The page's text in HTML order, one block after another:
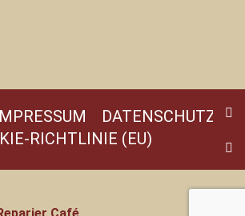
DATENSCHUTZ
RICHTLINIE (EU)